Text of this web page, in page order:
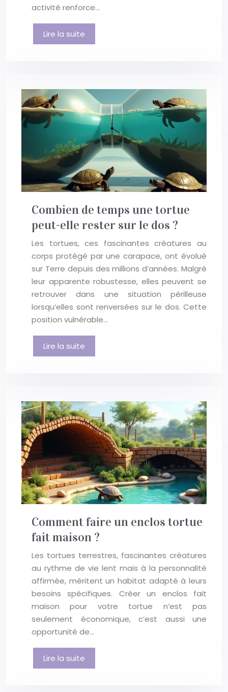
activité renforce…
Lire la suite
Combien de temps une tortue
peut-elle rester sur le dos ?
Les tortues, ces fascinantes créatures au
corps protégé par une carapace, ont évolué
sur Terre depuis des millions d’années. Malgré
leur apparente robustesse, elles peuvent se
retrouver dans une situation périlleuse
lorsqu’elles sont renversées sur le dos. Cette
position vulnérable…
Lire la suite
Comment faire un enclos tortue
fait maison ?
Les tortues terrestres, fascinantes créatures
au rythme de vie lent mais à la personnalité
affirmée, méritent un habitat adapté à leurs
besoins spécifiques. Créer un enclos fait
maison pour votre tortue n’est pas
seulement économique, c’est aussi une
opportunité de…
Lire la suite